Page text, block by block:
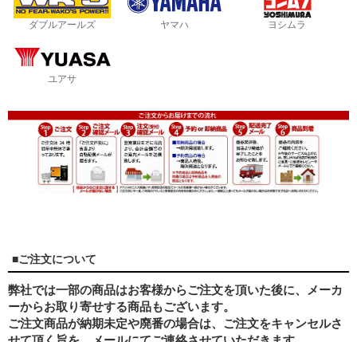
ダブルアールズ ヤマハ ヨシムラ
ユアサ
■ご注文について
弊社では一部の商品はお客様からご注文を頂いた後に、メーカ
ーからお取り寄せする商品もございます。
ご注文商品が納期未定や廃番の場合は、ご注文をキャンセルさ